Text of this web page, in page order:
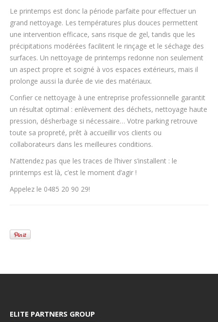
Le printemps est donc la période parfaite pour effectuer un
grand nettoyage. Les températures plus douces permettent
une intervention efficace, sans risque de gel, tandis que les
précipitations modérées facilitent le rinçage et le séchage des
surfaces. Un nettoyage de printemps redonne non seulement
un aspect propre et soigné à vos espaces extérieurs, mais il
prolonge aussi la durée de vie des matériaux.
Confier ce nettoyage à une entreprise professionnelle garantit
un résultat optimal : enlèvement des déchets, nettoyage haute
pression, désherbage si nécessaire… Votre parking retrouve
toute sa propreté, prêt à accueillir vos clients ou
collaborateurs dans les meilleures conditions.
N’attendez pas que les traces de l’hiver s’installent : le
printemps est là, c’est le moment d’agir !
Appelez le 0485 20 90 29!
ELITE PARTNERS GROUP